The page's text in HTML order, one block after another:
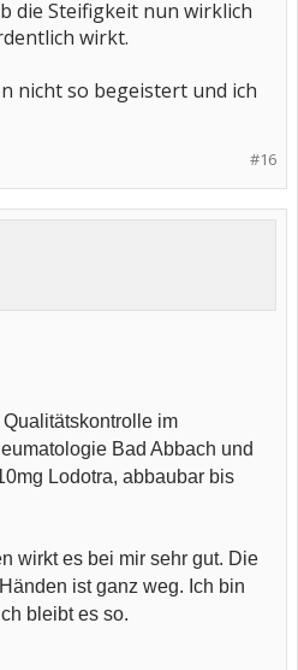
die Steifigkeit nun wirklich
wirkt.
nicht so begeistert und ich
#16
im
Bad Abbach und
Lodotra, abbaubar bis
wirkt es bei mir sehr gut. Die
ist ganz weg. Ich bin
bleibt es so.